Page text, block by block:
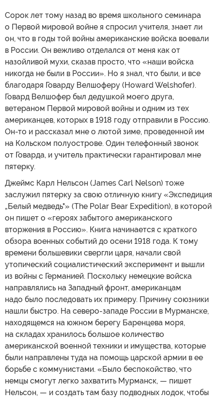
Сорок лет тому назад во время школьного семинара
о Первой мировой войне я спросил учителя, знает ли
он, что в годы той войны американские войска воевали
в России. Он вежливо отделался от меня как от
назойливой мухи, сказав просто, что «наши войска
никогда не были в России». Но я знал, что были, и все
благодаря Говарду Велшоферу (Howard Welshofer).
Говард Велшофер был дедушкой моего друга,
ветераном Первой мировой войны и одним из тех
американцев, которых в 1918 году отправили в Россию.
Он-то и рассказал мне о лютой зиме, проведенной им
на Кольском полуострове. Один телефонный звонок
от Говарда, и учитель практически гарантировал мне
пятерку.
Джеймс Карл Нельсон (James Carl Nelson) тоже
заслужил пятерку за свою отличную книгу «Экспедиция
„Белый медведь"» (The Polar Bear Expedition), в которой
он пишет о «героях забытого американского
вторжения в Россию». Книга начинается с краткого
обзора военных событий до осени 1918 года. К тому
времени большевики свергли царя, начали свой
утопический социалистический эксперимент и вышли
из войны с Германией. Поскольку немецкие войска
направлялись на Западный фронт, американцам
надо было последовать их примеру. Причину союзники
нашли быстро. На северо-западе России в Мурманске,
находящемся на южном берегу Баренцева моря,
на складах хранилось большое количество
американской военной техники и имущества, которые
были направлены туда на помощь царской армии в ее
борьбе с коммунистами. «Было беспокойство, что
немцы смогут легко захватить Мурманск, — пишет
Нельсон, — и создать там базу подводных лодок, чтобы